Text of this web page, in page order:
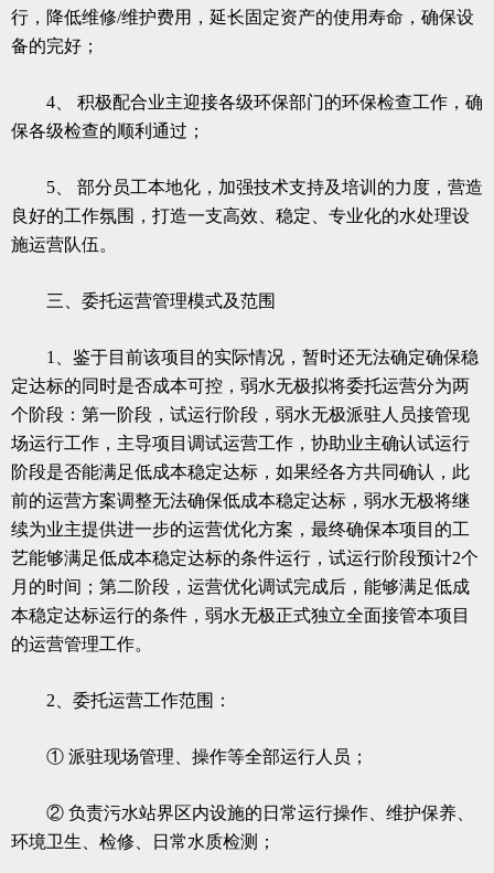
行，降低维修/维护费用，延长固定资产的使用寿命，确保设
备的完好；
4、 积极配合业主迎接各级环保部门的环保检查工作，确
保各级检查的顺利通过；
5、 部分员工本地化，加强技术支持及培训的力度，营造
良好的工作氛围，打造一支高效、稳定、专业化的水处理设
施运营队伍。
三、委托运营管理模式及范围
1、鉴于目前该项目的实际情况，暂时还无法确定确保稳
定达标的同时是否成本可控， 弱水无极拟将委托运营分为两
个阶段：第一阶段，试运行阶段， 弱水无极派驻人员接管现
场运行工作，主导项目调试运营工作，协助业主确认试运行
阶段是否能满足低成本稳定达标，如果经各方共同确认，此
前的运营方案调整无法确保低成本稳定达标， 弱水无极将继
续为业主提供进一步的运营优化方案，最终确保本项目的工
艺能够满足低成本稳定达标的条件运行，试运行阶段预计2个
月的时间；第二阶段，运营优化调试完成后，能够满足低成
本稳定达标运行的条件， 弱水无极正式独立全面接管本项目
的运营管理工作。
2、委托运营工作范围：
① 派驻现场管理、操作等全部运行人员；
② 负责污水站界区内设施的日常运行操作、维护保养、
环境卫生、检修、日常水质检测；